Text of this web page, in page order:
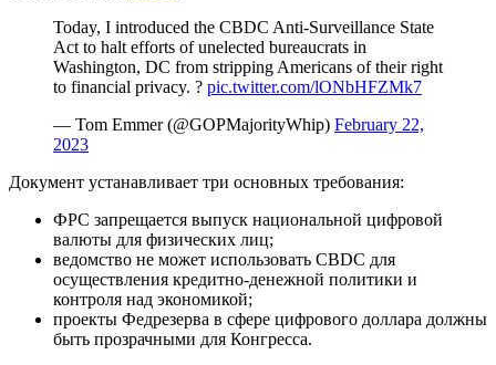
Today, I introduced the CBDC Anti-Surveillance State
Act to halt efforts of unelected bureaucrats in
Washington, DC from stripping Americans of their right
to financial privacy. ? pic.twitter.com/lONbHFZMk7
— Tom Emmer (@GOPMajorityWhip) February 22,
2023
Документ устанавливает три основных требования:
ФРС запрещается выпуск национальной цифровой
валюты для физических лиц;
ведомство не может использовать CBDC для
осуществления кредитно-денежной политики и
контроля над экономикой;
проекты Федрезерва в сфере цифрового доллара должны
быть прозрачными для Конгресса.